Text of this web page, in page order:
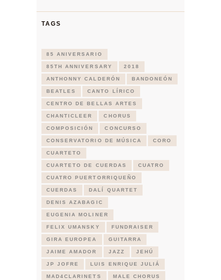
TAGS
85 ANIVERSARIO
85TH ANNIVERSARY 2018
ANTHONNY CALDERÓN BANDONEÓN
BEATLES CANTO LÍRICO
CENTRO DE BELLAS ARTES
CHANTICLEER CHORUS
COMPOSICIÓN CONCURSO
CONSERVATORIO DE MÚSICA CORO
CUARTETO
CUARTETO DE CUERDAS CUATRO
CUATRO PUERTORRIQUEÑO
CUERDAS DALÍ QUARTET
DENIS AZABAGIC
EUGENIA MOLINER
FELIX UMANSKY FUNDRAISER
GIRA EUROPEA GUITARRA
JAIME AMADOR JAZZ JEHÚ
JP JOFRE LUIS ENRIQUE JULIÁ
MAD4CLARINETS MALE CHORUS